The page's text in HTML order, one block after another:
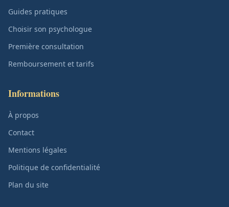
Guides pratiques
Choisir son psychologue
Première consultation
Remboursement et tarifs
Informations
À propos
Contact
Mentions légales
Politique de confidentialité
Plan du site